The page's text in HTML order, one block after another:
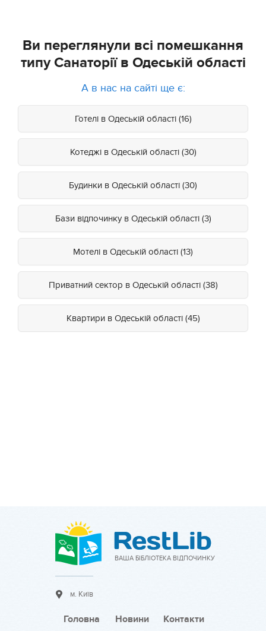
Ви переглянули всі помешкання
типу Санаторії в Одеській області
А в нас на сайті ще є:
Готелі в Одеській області (16)
Котеджі в Одеській області (30)
Будинки в Одеській області (30)
Бази відпочинку в Одеській області (3)
Мотелі в Одеській області (13)
Приватний сектор в Одеській області (38)
Квартири в Одеській області (45)
ВАША БІБЛІОТЕКА ВІДПОЧИНКУ
м. Київ
Головна Новини Контакти